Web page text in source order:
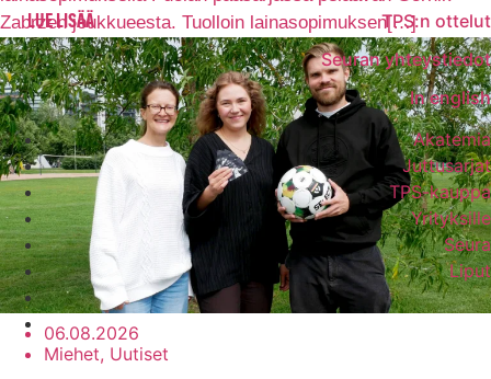
TPS:n ottelut
Seuran yhteystiedot
In english
Akatemia
Juttusarjat
TPS-kauppa
Yrityksille
Seura
Liput
Zabrzen joukkueesta. Tuolloin lainasopimuksen[…]
LUE LISÄÄ
06.08.2026
Miehet, Uutiset